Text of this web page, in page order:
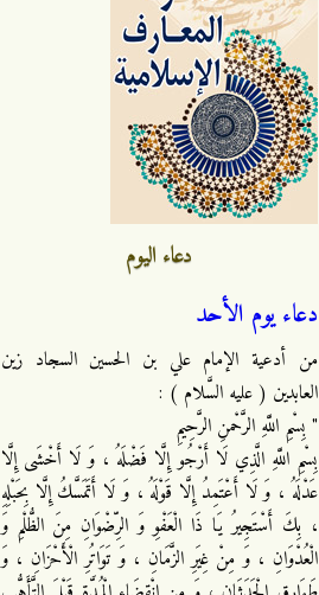
دعاء اليوم
دعاء يوم الأحد
من أدعية الإمام علي بن الحسين السجاد زين
العابدين ( عليه السَّلام ) :
" بِسْمِ اللَّهِ الرَّحْمنِ الرَّحِيمِ
بِسْمِ اللَّهِ الَّذِي لَا أَرْجُو إِلَّا فَضْلَهُ ، وَ لَا أَخْشَى إِلَّا
عَدْلَهُ ، وَ لَا أَعْتَمِدُ إِلَّا قَوْلَهُ ، وَ لَا أَتَمَسَّكُ إِلَّا بِحَبْلِهِ
، بِكَ أَسْتَجِيرُ يَا ذَا الْعَفْوِ وَ الرِّضْوَانِ مِنَ الظُّلْمِ وَ
الْعُدْوَانِ ، وَ مِنْ غِيَرِ الزَّمَانِ ، وَ تَوَاتُرِ الْأَحْزَانِ ، وَ